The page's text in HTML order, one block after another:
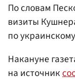
По словам
визиты
по
Накануне
на источник